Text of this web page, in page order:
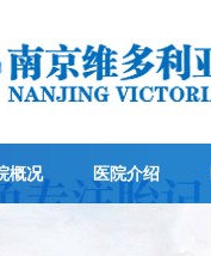
概况 医院介绍